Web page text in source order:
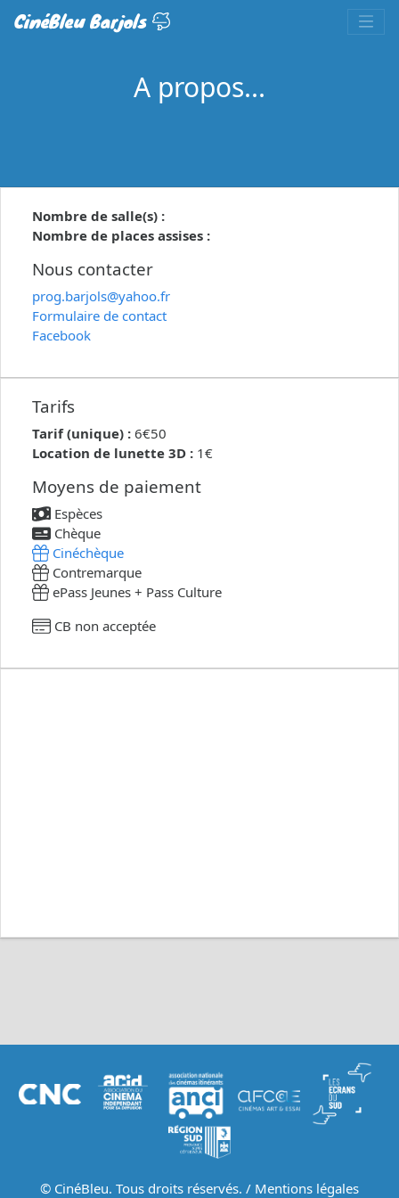
CinéBleu Barjols
A propos...
Nombre de salle(s) :
Nombre de places assises :
Nous contacter
prog.barjols@yahoo.fr
Formulaire de contact
Facebook
Tarifs
Tarif (unique) : 6€50
Location de lunette 3D : 1€
Moyens de paiement
Espèces
Chèque
Cinéchèque
Contremarque
ePass Jeunes + Pass Culture
CB non acceptée
© CinéBleu. Tous droits réservés. / Mentions légales